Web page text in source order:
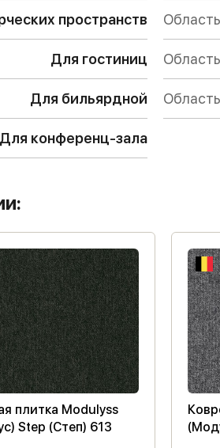
пространств
Для гостиниц
Для бильярдной
Для конференц-зала
плитка Modulyss
Step (Степ) 613